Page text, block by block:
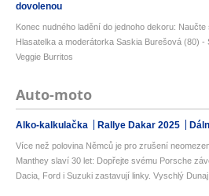
dovolenou
Konec nudného ladění do jednoho dekoru: Naučte
Hlasatelka a moderátorka Saskia Burešová (80) -
Veggie Burritos
Auto-moto
Alko-kalkulačka Rallye Dakar 2025
Více než polovina Němců je pro zrušení
Manthey slaví 30 let: Dopřejte svému Porsche
Dacia, Ford i Suzuki zastavují linky. Vyschlý Dunaj